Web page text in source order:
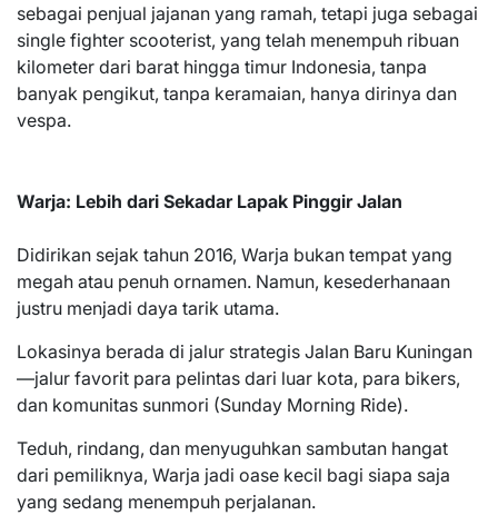
sebagai penjual jajanan yang ramah, tetapi juga sebagai
single fighter scooterist, yang telah menempuh ribuan
kilometer dari barat hingga timur Indonesia, tanpa
banyak pengikut, tanpa keramaian, hanya dirinya dan
vespa.
Warja: Lebih dari Sekadar Lapak Pinggir Jalan
Didirikan sejak tahun 2016, Warja bukan tempat yang
megah atau penuh ornamen. Namun, kesederhanaan
justru menjadi daya tarik utama.
Lokasinya berada di jalur strategis Jalan Baru Kuningan
—jalur favorit para pelintas dari luar kota, para bikers,
dan komunitas sunmori (Sunday Morning Ride).
Teduh, rindang, dan menyuguhkan sambutan hangat
dari pemiliknya, Warja jadi oase kecil bagi siapa saja
yang sedang menempuh perjalanan.